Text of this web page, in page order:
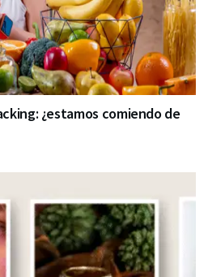
¿estamos comiendo de